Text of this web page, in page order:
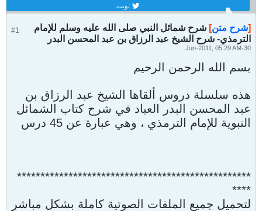
تويت
#1 [شرح متن] شرح شمائل النبي صلى الله عليه وسلم للإمام
الترمذي- شرح الشيخ عبد الرزاق بن عبد المحسن البدر
30-Jun-2011, 05:29 AM
بسم الله الرحمن الرحيم
هذه سلسلة دروس ألقاها الشيخ عبد الرزاق بن
عبد المحسن البدر العباد في شرح كتاب الشمائل
النبوية للإمام الترمذي ، وهي عبارة عن 45 درس
**************************************************
****
لتحميل جميع الملفات الصوتية كاملة بشكل مباشر